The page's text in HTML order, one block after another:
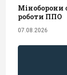
Міноборони
роботи ППО
07.08.2026